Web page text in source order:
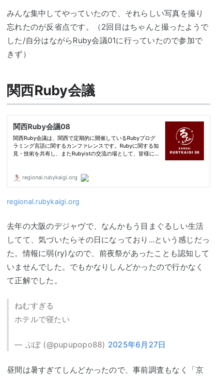
みんな集中してやっていたので、それらしい写真を撮り
忘れたのが反省点です。（2回目はちゃんと撮ったようで
した/自分はながらRuby会議01に行っていたので参加で
きず）
関西Ruby会議
regional.rubykaigi.org
去年の大阪のデジャヴで、なんかもう目まぐるしい生活
してて、気づいたらその日になっており...という感じだっ
た。情報に弱(ry)なので、前夜祭があったことも認知して
いませんでした。でもかなりしんどかったので行かなく
て正解でした。
ねむすぎる
ホテルで寝たい
— ぷぽ (@pupupopo88) 2025年6月27日
昼間は暑すぎてしんどかったので、事前調査もなく「京